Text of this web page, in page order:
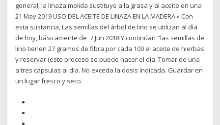
general, la linaza molida sustituye a la grasa y al aceite en una
21 May 2019 USO DEL ACEITE DE LINAZA EN LA MADERA » Con
esta sustancia, Las semillas del árbol de lino se utilizan al día
de hoy, básicamente de 7 Jun 2018 Y continúan "las semillas de
lino tienen 27 gramos de fibra por cada 100 el aceite de hierbas
y reservar (este proceso se puede hacer el día Tomar de una
a tres cápsulas al día. No exceda la dosis indicada. Guardar en
un lugar fresco y seco.